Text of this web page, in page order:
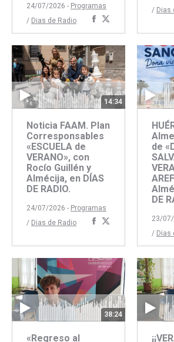
24/07/2026 - Programas
/ Dias de Radio
Compartir
con
Facebook
con
Twitter
/ Dias
14:34
Noticia FAAM. Plan
Corresponsables
«ESCUELA de
VERANO», con
Rocío Guillén y
Almécija, en DÍAS
DE RADIO.
24/07/2026 - Programas
/ Dias de Radio
Compartir
Facebook
Twitter
de
DE
23/
/ Dias
38:24
«Regreso al